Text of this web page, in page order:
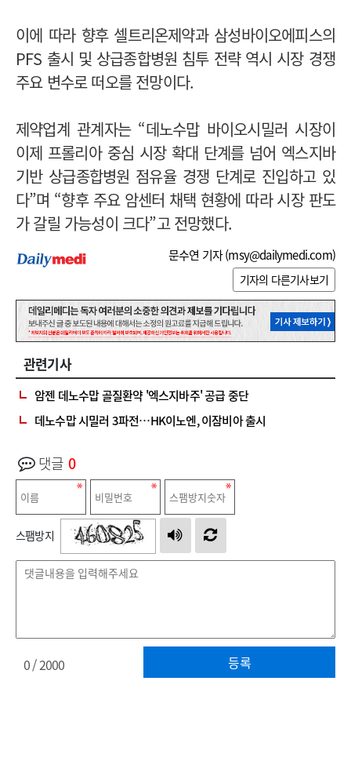
이에 따라 향후 셀트리온제약과 삼성바이오에피스의
PFS 출시 및 상급종합병원 침투 전략 역시 시장 경쟁
주요 변수로 떠오를 전망이다.
제약업계 관계자는 “데노수맙 바이오시밀러 시장이
이제 프롤리아 중심 시장 확대 단계를 넘어 엑스지바
기반 상급종합병원 점유율 경쟁 단계로 진입하고 있
다”며 “향후 주요 암센터 채택 현황에 따라 시장 판도
가 갈릴 가능성이 크다”고 전망했다.
문수연 기자 (msy@dailymedi.com)
기자의 다른기사보기
관련기사
암젠 데노수맙 골질환약 '엑스지바주' 공급 중단
데노수맙 시밀러 3파전…HK이노엔, 이잠비아 출시
댓글 0
스팸방지
등록
0/ 2000